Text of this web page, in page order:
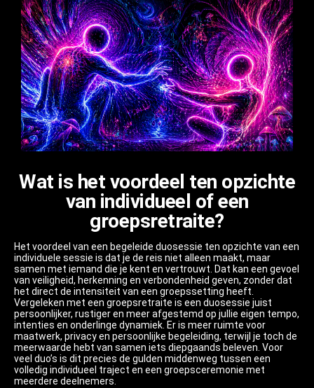
Wat is het voordeel ten opzichte
van individueel of een
groepsretraite?
Het voordeel van een begeleide duosessie ten opzichte van een
individuele sessie is dat je de reis niet alleen maakt, maar
samen met iemand die je kent en vertrouwt. Dat kan een gevoel
van veiligheid, herkenning en verbondenheid geven, zonder dat
het direct de intensiteit van een groepssetting heeft.
Vergeleken met een groepsretraite is een duosessie juist
persoonlijker, rustiger en meer afgestemd op jullie eigen tempo,
intenties en onderlinge dynamiek. Er is meer ruimte voor
maatwerk, privacy en persoonlijke begeleiding, terwijl je toch de
meerwaarde hebt van samen iets diepgaands beleven. Voor
veel duo’s is dit precies de gulden middenweg tussen een
volledig individueel traject en een groepsceremonie met
meerdere deelnemers.